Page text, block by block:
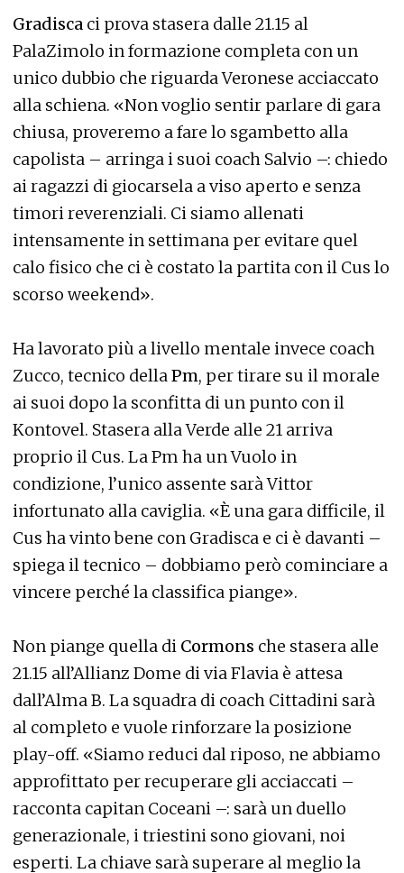
Gradisca ci prova stasera dalle 21.15 al
PalaZimolo in formazione completa con un
unico dubbio che riguarda Veronese acciaccato
alla schiena. «Non voglio sentir parlare di gara
chiusa, proveremo a fare lo sgambetto alla
capolista – arringa i suoi coach Salvio –: chiedo
ai ragazzi di giocarsela a viso aperto e senza
timori reverenziali. Ci siamo allenati
intensamente in settimana per evitare quel
calo fisico che ci è costato la partita con il Cus lo
scorso weekend».
Ha lavorato più a livello mentale invece coach
Zucco, tecnico dellaPm, per tirare su il morale
ai suoi dopo la sconfitta di un punto con il
Kontovel. Stasera alla Verde alle 21 arriva
proprio il Cus. La Pm ha un Vuolo in
condizione, l’unico assente sarà Vittor
infortunato alla caviglia. «È una gara difficile, il
Cus ha vinto bene con Gradisca e ci è davanti –
spiega il tecnico – dobbiamo però cominciare a
vincere perché la classifica piange».
Non piange quella di Cormons che stasera alle
21.15 all’Allianz Dome di via Flavia è attesa
dall’Alma B. La squadra di coach Cittadini sarà
al completo e vuole rinforzare la posizione
play-off. «Siamo reduci dal riposo, ne abbiamo
approfittato per recuperare gli acciaccati –
racconta capitan Coceani –: sarà un duello
generazionale, i triestini sono giovani, noi
esperti. La chiave sarà superare al meglio la